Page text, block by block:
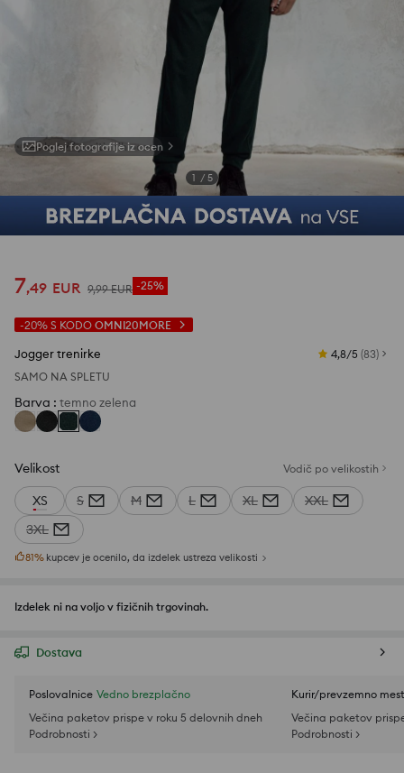
Poglej fotografije iz ocen
1 / 5
7,49 EUR 9,99 EUR -25%
-20% S KODO OMNI20MORE
Jogger trenirke 4,8/5 (83)
SAMO NA SPLETU
Barva : temno zelena
Velikost Vodič po velikostih
XS S M L XL
XXL
3XL
81% kupcev je ocenilo, da izdelek ustreza velikosti
Izdelek ni na voljo v fizičnih trgovinah.
Dostava
Poslovalnice Vedno brezplačno
Večina paketov prispe v roku 5 delovnih dneh
Podrobnosti >
Kurir/prevzemno
Večina paketov
Podrobnosti >